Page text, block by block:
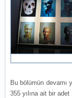
Bu bölümün devamı
355 yılına ait bir